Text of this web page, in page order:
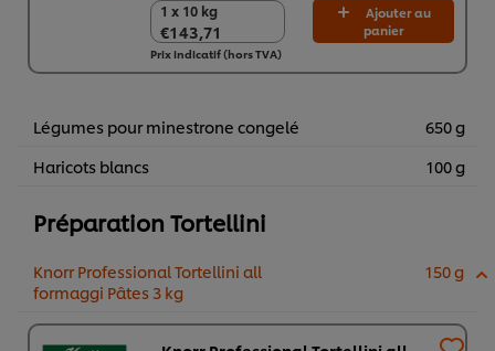
1 x 10 kg
€143,71
1 x 10 kg
€143,71
Ajouter au
panier
Prix indicatif (hors TVA)
Légumes pour minestrone congelé
650 g
Haricots blancs
100 g
Préparation Tortellini
Knorr Professional Tortellini all
formaggi Pâtes 3 kg
150 g